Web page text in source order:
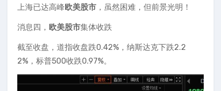
上海已达高峰欧美股市 ，虽然困难，但前景光明！
消息四， 欧美股市集体收跌
截至收盘，道指收盘跌0.42%，纳斯达克下跌2.2
2%，标普500收跌0.97%。